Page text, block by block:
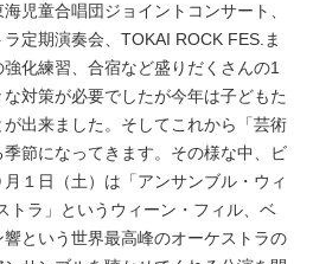
児童合唱団ジョイントコンサート、
定期演奏会、TOKAI ROCK FES.ま
化練習、合宿など盛りだくさんの1
対策が必要でしたが今年は子どもた
出来ました。そしてこれから「芸術
節になってきます。その様な中、ビ
１日（土）は「アンサンブル・ウィ
トラ」というウィーン・フィル、ベ
という世界最高峰のオーケストラの